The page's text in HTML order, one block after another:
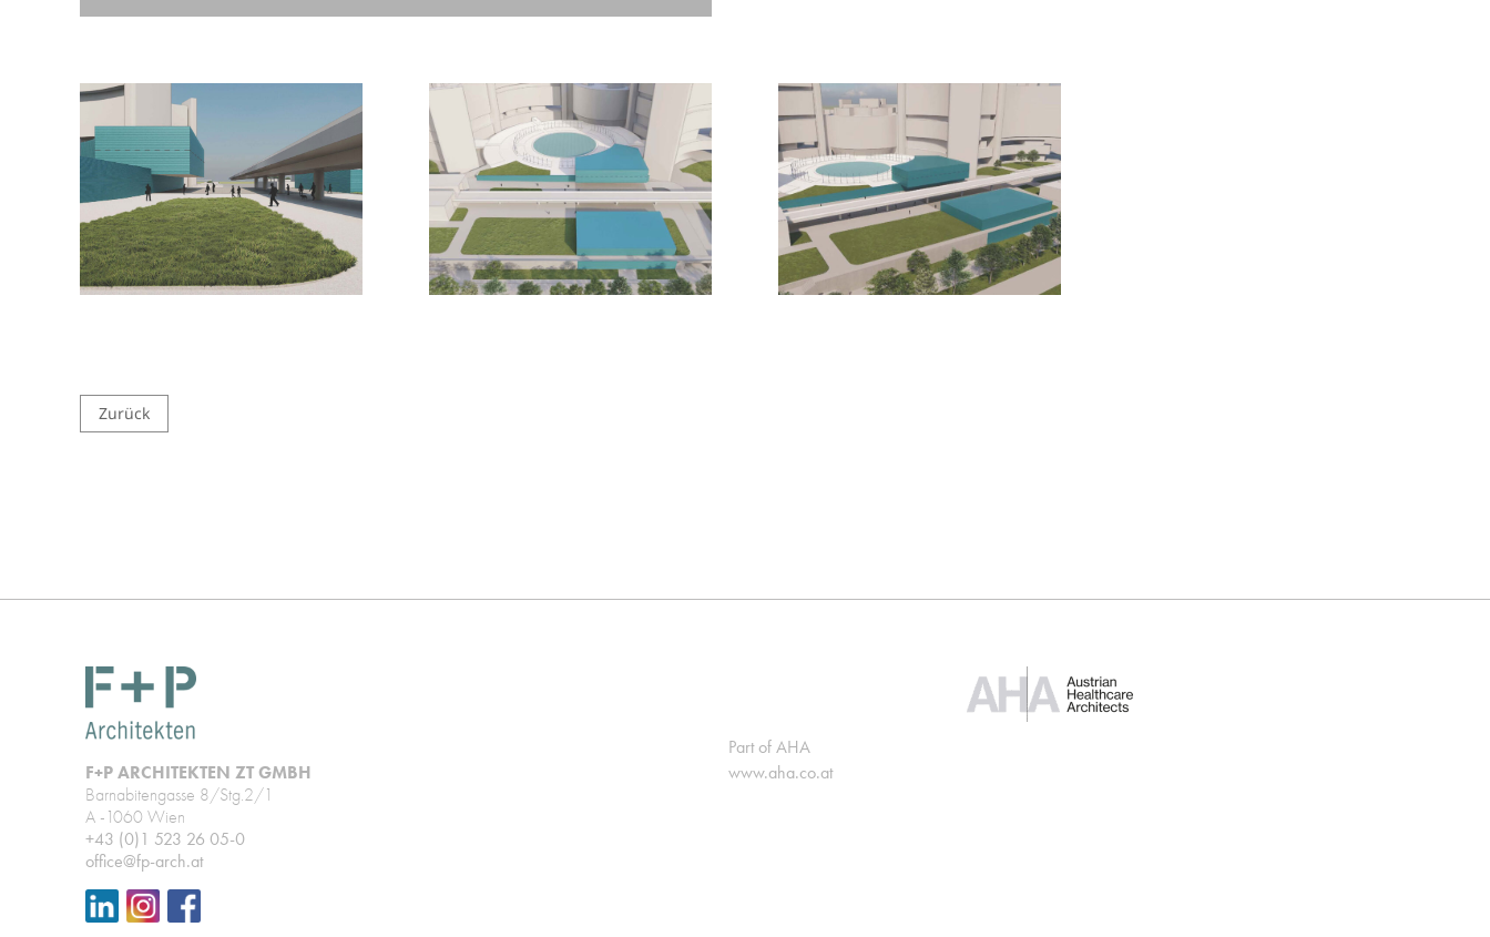
Zurück
F+P ARCHITEKTEN ZT GMBH
Barnabitengasse 8/Stg.2/1
A -1060 Wien
+43 (0)1 523 26 05-0
office@fp-arch.at
Part of AHA
www.aha.co.at